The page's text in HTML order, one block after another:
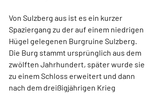
Von Sulzberg aus ist es ein kurzer
Spaziergang zu der auf einem niedrigen
Hügel gelegenen Burgruine Sulzberg.
Die Burg stammt ursprünglich aus dem
zwölften Jahrhundert, später wurde sie
zu einem Schloss erweitert und dann
nach dem dreißigjährigen Krieg